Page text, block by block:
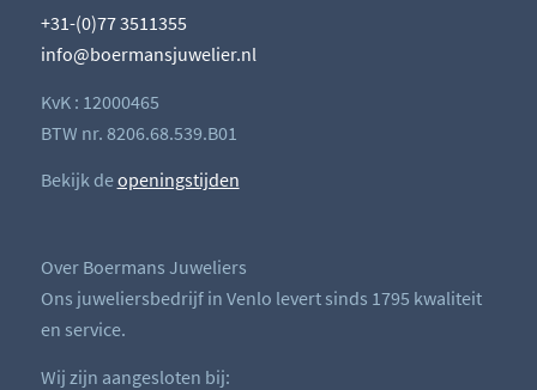
+31-(0)77 3511355
info@boermansjuwelier.nl
KvK : 12000465
BTW nr. 8206.68.539.B01
Bekijk deopeningstijden
Over Boermans Juweliers
Ons juweliersbedrijf in Venlo levert sinds 1795 kwaliteit
en service.
Wij zijn aangesloten bij: